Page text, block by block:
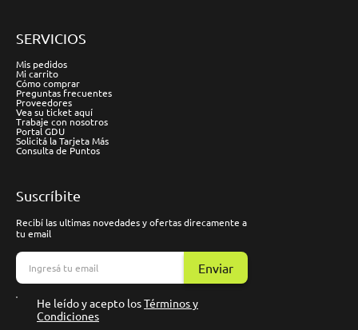
SERVICIOS
Mis pedidos
Mi carrito
Cómo comprar
Preguntas frecuentes
Proveedores
Vea su ticket aquí
Trabaje con nosotros
Portal GDU
Solicitá la Tarjeta Más
Consulta de Puntos
Suscríbite
Recibí las ultimas novedades y ofertas direcamente a
tu email
Enviar
He leído y acepto losTérminos y
Condiciones